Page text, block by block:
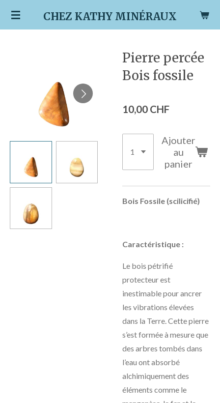
Passer
CHEZ KATHY MINÉRAUX
Pierre percée
Bois fossile
10,00 CHF
Ajouter
au
panier
Bois Fossile (scilicifié)
Caractéristique :
Le bois pétrifié
protecteur est
inestimable pour ancrer
les vibrations élevées
dans la Terre. Cette pierre
s’est formée à mesure que
des arbres tombés dans
l’eau ont absorbé
alchimiquement des
éléments comme le